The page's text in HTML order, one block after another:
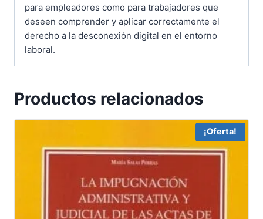
para empleadores como para trabajadores que
deseen comprender y aplicar correctamente el
derecho a la desconexión digital en el entorno
laboral.
Productos relacionados
¡Oferta!